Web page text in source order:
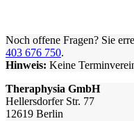
Noch offene Fragen? Sie
403 676 750.
Hinweis: Keine
Theraphysia GmbH
Hellersdorfer Str. 77
12619 Berlin